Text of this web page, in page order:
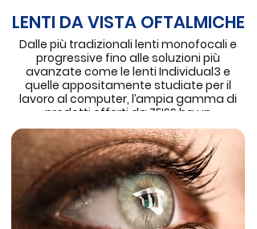
LENTI DA VISTA OFTALMICHE
Dalle più tradizionali lenti monofocali e
progressive fino alle soluzioni più
avanzate come le lenti Individual3 e
quelle appositamente studiate per il
lavoro al computer, l’ampia gamma di
prodotti offerti da ZEISS ha un
denominatore comune: la massima
qualità al servizio del benessere della
tua vista.